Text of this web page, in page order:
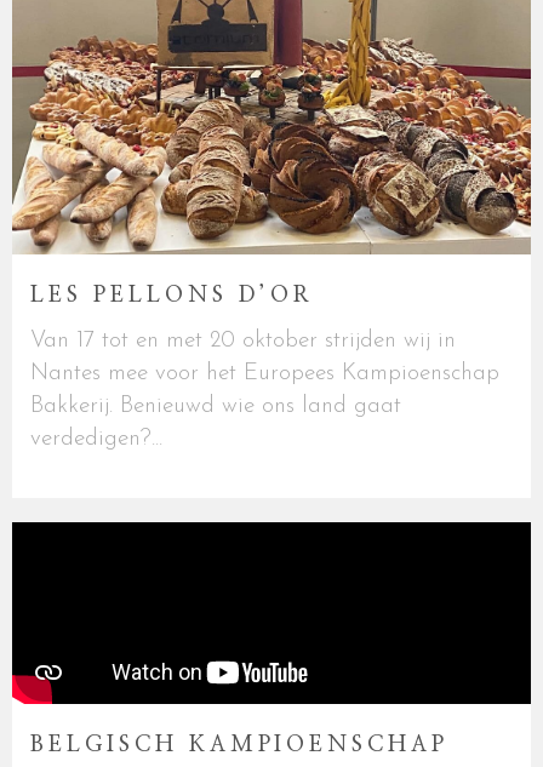
LES PELLONS D’OR
Van 17 tot en met 20 oktober strijden wij in
Nantes mee voor het Europees Kampioenschap
Bakkerij. Benieuwd wie ons land gaat
verdedigen?...
BELGISCH KAMPIOENSCHAP